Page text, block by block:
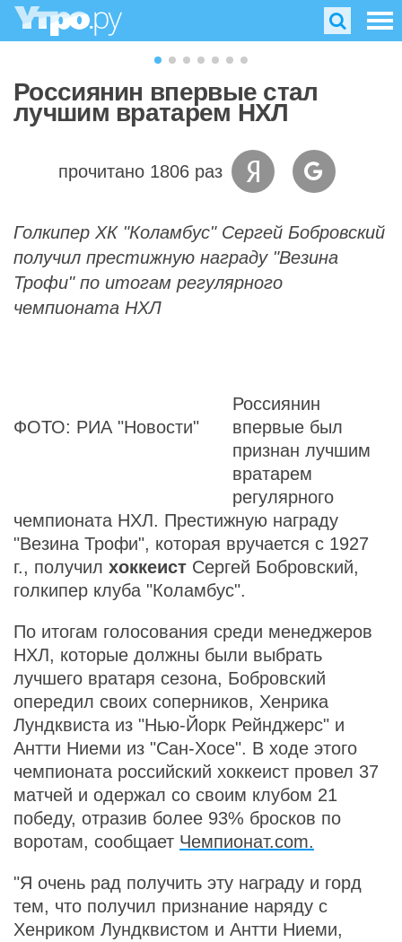
Россиянин впервые стал
лучшим вратарем НХЛ
прочитано 1806 раз
Голкипер ХК "Коламбус" Сергей Бобровский
получил престижную награду "Везина
Трофи" по итогам регулярного
чемпионата НХЛ
ФОТО: РИА "Новости"
Россиянин
впервые был
признан лучшим
вратарем
регулярного
чемпионата НХЛ. Престижную награду
"Везина Трофи", которая вручается с 1927
г., получил хоккеист Сергей Бобровский,
голкипер клуба "Коламбус".
По итогам голосования среди менеджеров
НХЛ, которые должны были выбрать
лучшего вратаря сезона, Бобровский
опередил своих соперников, Хенрика
Лундквиста из "Нью-Йорк Рейнджерс" и
Антти Ниеми из "Сан-Хосе". В ходе этого
чемпионата российский хоккеист провел 37
матчей и одержал со своим клубом 21
победу, отразив более 93% бросков по
воротам, сообщает Чемпионат.com.
"Я очень рад получить эту награду и горд
тем, что получил признание наряду с
Хенриком Лундквистом и Антти Ниеми,